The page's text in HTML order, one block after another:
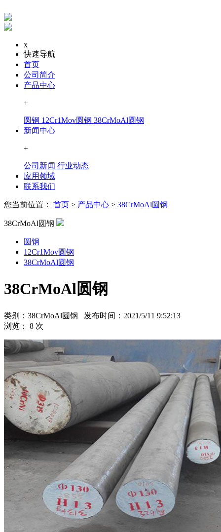
x
快速导航
首页
公司简介
产品中心
+
圆钢 12Cr1Mov圆钢 38CrMoAl圆钢
新闻中心
+
公司新闻 行业动态
应用领域
联系我们
您当前位置： 首页 > 产品中心 > 38CrMoAl圆钢
38CrMoAl圆钢
圆钢
12Cr1Mov圆钢
38CrMoAl圆钢
38CrMoAl圆钢
类别：38CrMoAl圆钢 发布时间：2021/5/11 9:52:13
浏览： 8 次